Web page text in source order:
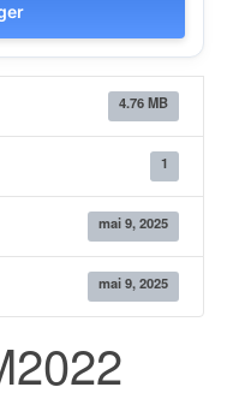
4.76 MB
1
mai 9, 2025
mai 9, 2025